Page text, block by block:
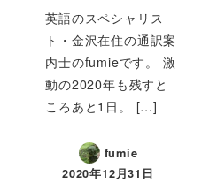
英語のスペシャリス
ト・金沢在住の通訳案
内士のfumieです。 激
動の2020年も残すと
ころあと1日。 […]
fumie
2020年12月31日